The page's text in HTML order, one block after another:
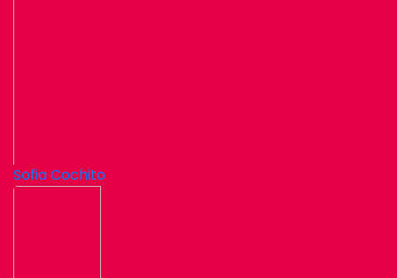
Sofia Cochito